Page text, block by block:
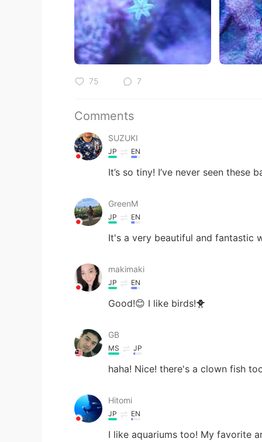
75 7
Comments
SUZUKI
JP EN
It’s so tiny! I’ve never seen these
GreenM
JP EN
It's a very beautiful and fantastic
makimaki
JP EN
Good!😊 I like birds!🐥
GB
MS JP
haha! Nice! there's a clown fish
Hitomi
JP EN
I like aquariums too! My favorite